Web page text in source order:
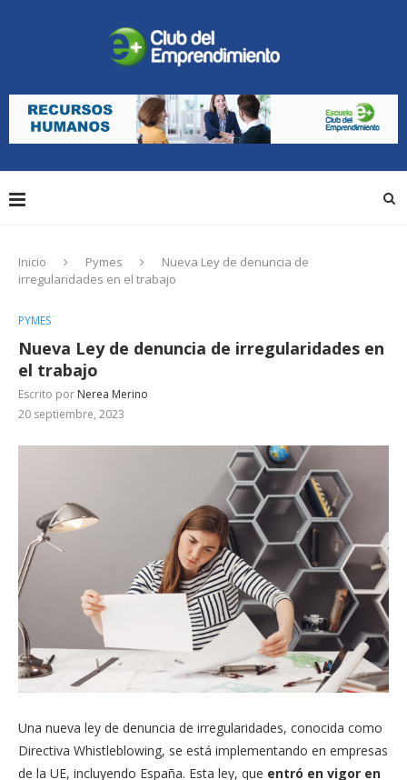
Inicio Pymes
Nueva Ley de denuncia de
irregularidades en el trabajo
PYMES
Nueva Ley de denuncia de irregularidades en
el trabajo
Escrito por Nerea Merino
20 septiembre, 2023
Una nueva ley de denuncia de irregularidades, conocida como
Directiva Whistleblowing, se está implementando en empresas
de la UE, incluyendo España. Esta ley, que entró en vigor en